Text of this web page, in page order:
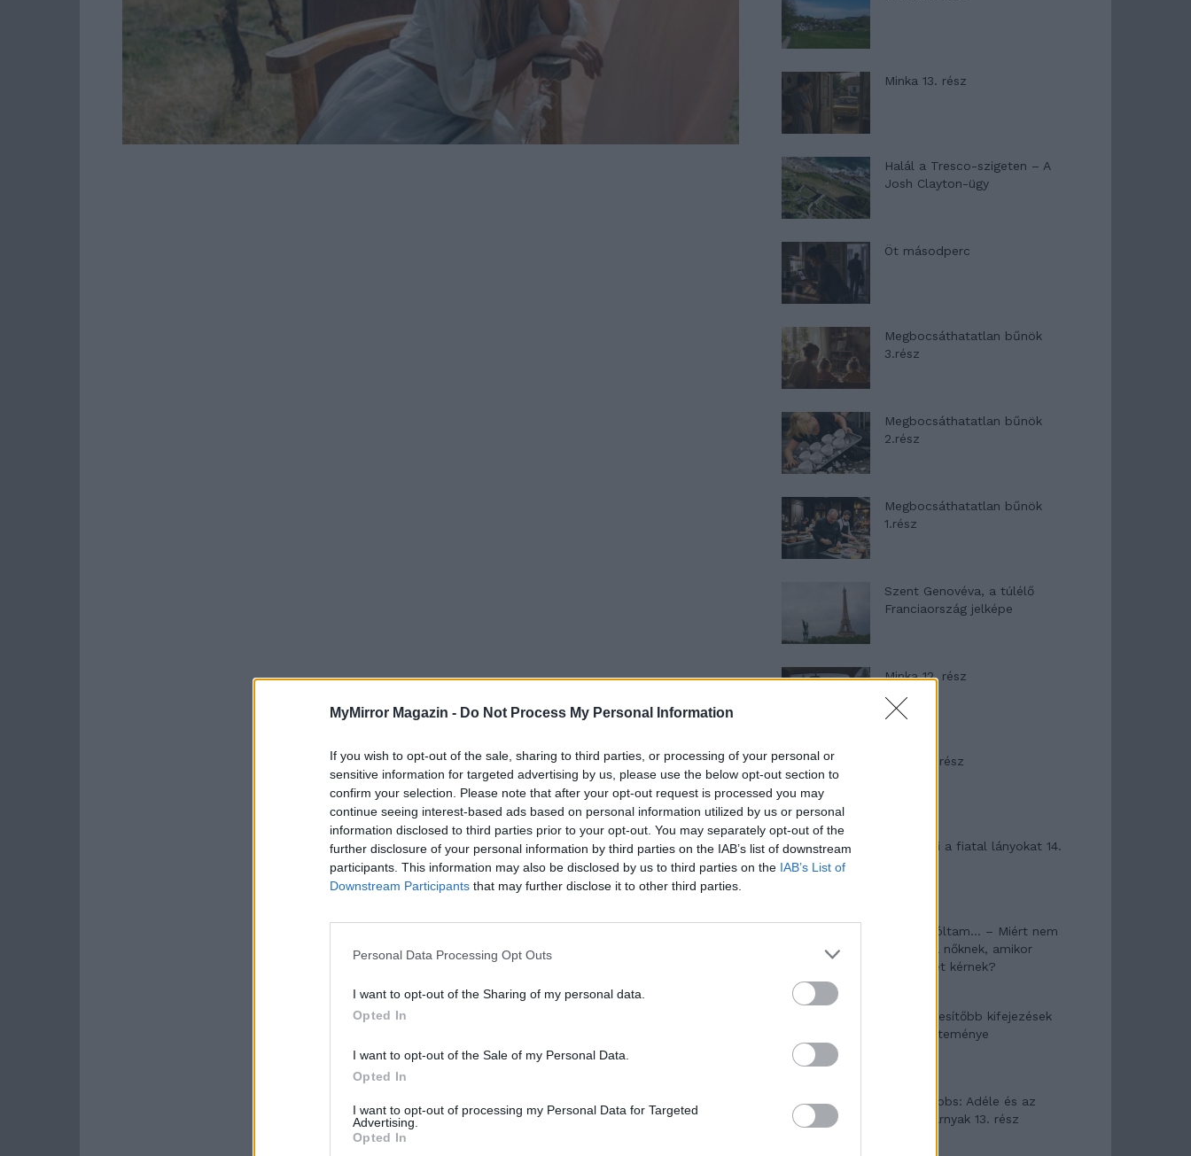
MyMirror Magazin - Do Not Process My Personal Information
If you wish to opt-out of the sale, sharing to third parties, or processing of your personal or
sensitive information for targeted advertising by us, please use the below opt-out section to
confirm your selection. Please note that after your opt-out request is processed you may
continue seeing interest-based ads based on personal information utilized by us or personal
information disclosed to third parties prior to your opt-out. You may separately opt-out of the
further disclosure of your personal information by third parties on the IAB’s list of downstream
participants. This information may also be disclosed by us to third parties on the IAB’s List of
Downstream Participants that may further disclose it to other third parties.
Personal Data Processing Opt Outs
I want to opt-out of the Sharing of my personal data.
Opted In
I want to opt-out of the Sale of my Personal Data.
Opted In
I want to opt-out of processing my Personal Data for Targeted
Advertising.
Opted In
Minka 13. rész
Halál a Tresco-szigeten – A
Josh Clayton-ügy
Öt másodperc
Megbocsáthatatlan bűnök
3.rész
Megbocsáthatatlan bűnök
2.rész
Megbocsáthatatlan bűnök
1.rész
Szent Genovéva, a túlélő
Franciaország jelképe
Minka 12. rész
Minka 11. rész
T. szereti a fiatal lányokat 14.
Pedig szóltam… – Miért nem
hiszünk a nőknek, amikor
segítséget kérnek?
A legidegesítőbb kifejezések
laza gyűjteménye
Elyna Robbs: Adéle és az
örökölt árnyak 13. rész